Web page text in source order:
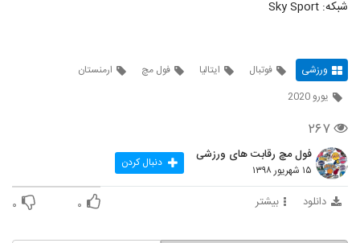
شبکه: Sky Sport
ورزشی فوتبال ایتالیا فول مچ
ارمنستان
یورو 2020
۲۶۷
فول مچ رقابت های ورزشی
۱۵ شهریور ۱۳۹۸ دنبال کردن
دانلود بیشتر ۰ ۰